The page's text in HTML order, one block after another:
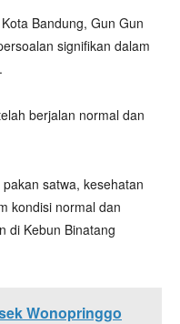
Bandung, Gun Gun
signifikan dalam
berjalan normal dan
satwa, kesehatan
kondisi normal dan
di Kebun Binatang
Wonopringgo